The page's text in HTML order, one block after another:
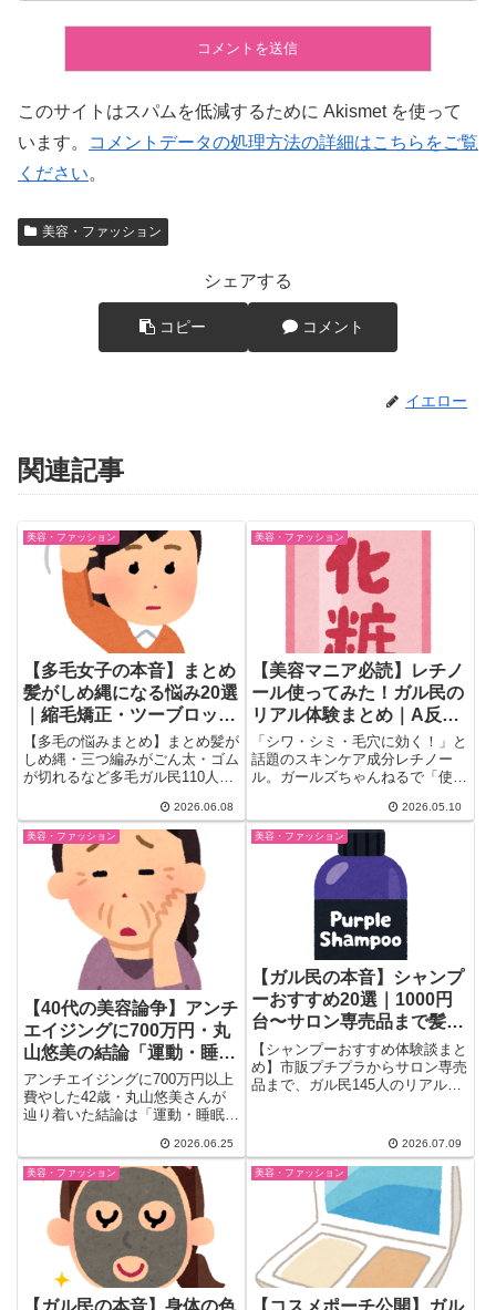
このサイトはスパムを低減するために Akismet を使って
います。
コメントデータの処理方法の詳細はこちらをご覧
ください。
美容・ファッション
シェアする
コピー コメント
イエロー
関連記事
美容・ファッション
【多毛女子の本音】まとめ
髪がしめ縄になる悩み20選
｜縮毛矯正・ツーブロッ
ク・バブルポニーの解決策
まで
【多毛の悩みまとめ】まとめ髪が
しめ縄・三つ編みがごん太・ゴム
が切れるなど多毛ガル民110人超
っ飛ぶ・バレッタ空中分解の事件
簿から、縮毛矯正・ツーブロッ
ク・バブルポニーの実際の効果ま
で。多毛・くせ毛・剛毛に悩む方
必見のヘアケア体験談。
2026.06.08
美容・ファッション
【美容マニア必読】レチノ
ール使ってみた！ガル民の
リアル体験まとめ｜A反
応・効果・おすすめ商品
「シワ・シミ・毛穴に効く！」と
話題のスキンケア成分レチノー
ル。ガールズちゃんねるで「使っ
2026.05.10
美容・ファッション
【40代の美容論争】アンチ
エイジングに700万円・丸
山悠美の結論「運動・睡
眠・食事」にガル民の反応
アンチエイジングに700万円以上
費やした42歳・丸山悠美さんが
辿り着いた結論は「運動・睡眠・
んでは整形顔への辛口コメントが
続出する一方、お金より基本が大
事という声が共感を集めました。
40代女性のリアルな美容論争ま
とめ。
2026.06.25
美容・ファッション
【ガル民の本音】シャンプ
ーおすすめ20選｜1000円
台〜サロン専売品まで髪質
別に厳選
【シャンプーおすすめ体験談まと
め】市販プチプラからサロン専売
品まで、ガル民145人のリアルな
方、コタ・オージュア・ミルボン
など人気ブランドの評判や値段の
目安まで、検索しても出てこない
本音を一気にチェックできます。
2026.07.09
美容・ファッション
【ガル民の本音】身体の色
美容・ファッション
【コスメポーチ公開】ガル